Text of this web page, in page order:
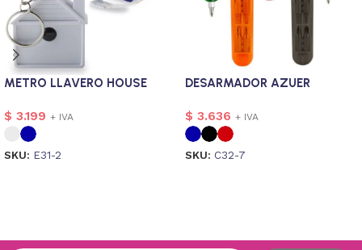
METRO LLAVERO HOUSE
$ 3.199 + IVA
SKU: E31-2
DESARMADOR AZUER
$ 3.636 + IVA
SKU: C32-7